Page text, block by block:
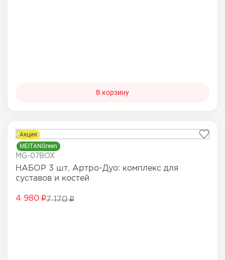
В корзину
Акция
MEITANGreen
MG-07BOX
НАБОР 3 шт. Артро-Дуо: комплекс для
суставов и костей
4 980 7 170